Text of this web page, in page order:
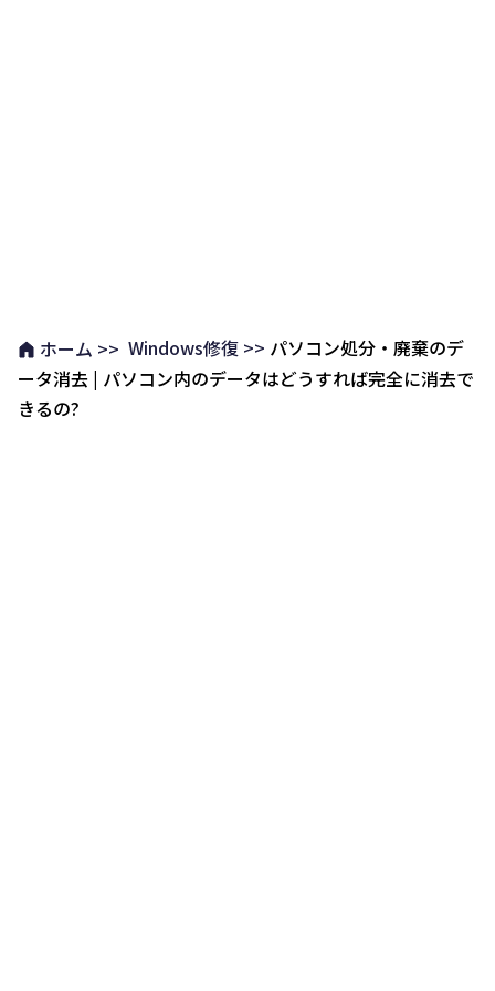
ホーム >> Windows修復 >> パソコン処分・廃棄のデ
ータ消去 | パソコン内のデータはどうすれば完全に消去で
きるの?